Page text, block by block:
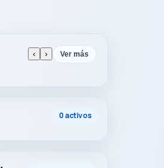
‹ › Ver más
0 activos